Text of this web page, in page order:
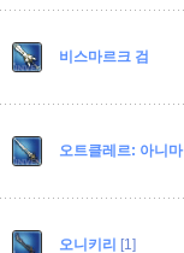
비스마르크 검
오트클레르: 아니마
오니키리 [1]